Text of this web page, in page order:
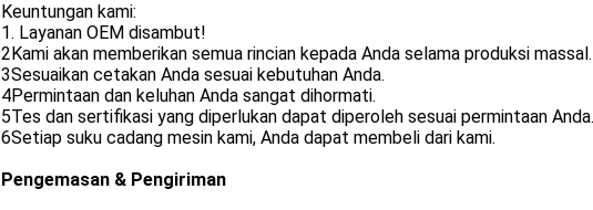
Keuntungan kami:
1. Layanan OEM disambut!
2Kami akan memberikan semua rincian kepada Anda selama produksi massal.
3Sesuaikan cetakan Anda sesuai kebutuhan Anda.
4Permintaan dan keluhan Anda sangat dihormati.
5Tes dan sertifikasi yang diperlukan dapat diperoleh sesuai permintaan Anda.
6Setiap suku cadang mesin kami, Anda dapat membeli dari kami.
Pengemasan & Pengiriman